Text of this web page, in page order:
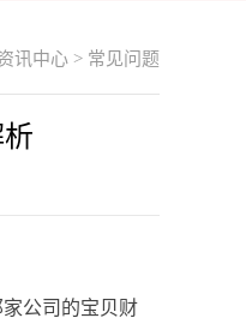
讯中心 > 常见问题
公司的宝贝财